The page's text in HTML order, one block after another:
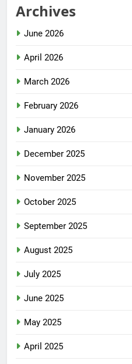
Archives
June 2026
April 2026
March 2026
February 2026
January 2026
December 2025
November 2025
October 2025
September 2025
August 2025
July 2025
June 2025
May 2025
April 2025